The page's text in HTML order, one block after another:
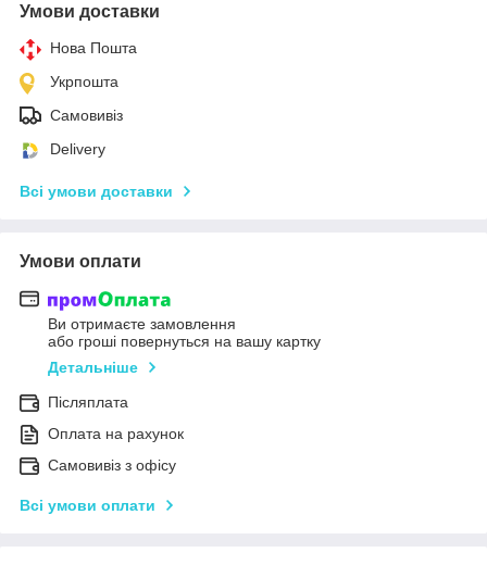
Умови доставки
Нова Пошта
Укрпошта
Самовивіз
Delivery
Всі умови доставки
Умови оплати
Ви отримаєте замовлення
або гроші повернуться на вашу картку
Детальніше
Післяплата
Оплата на рахунок
Самовивіз з офісу
Всі умови оплати